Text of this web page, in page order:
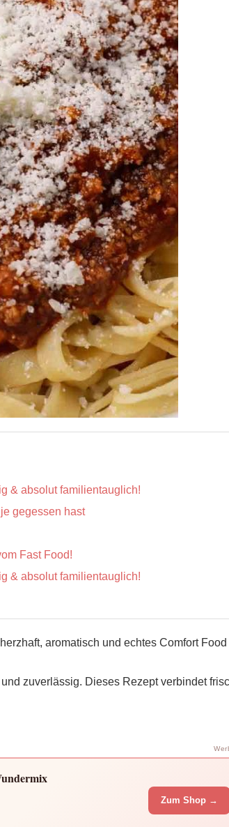
& absolut familien­tauglich!
gegessen hast
Fast Food!
& absolut familien­tauglich!
aromatisch und echtes Comfort Food
zuverlässig. Dieses Rezept verbindet
Zum Shop →